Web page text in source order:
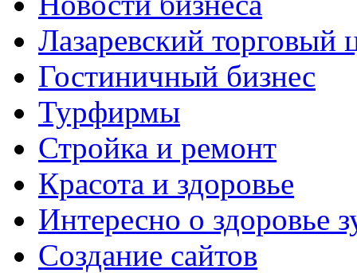
Лазаревский торговый
Гостиничный бизнес
Турфирмы
Стройка и ремонт
Красота и здоровье
Интересно о здоровье
Создание сайтов